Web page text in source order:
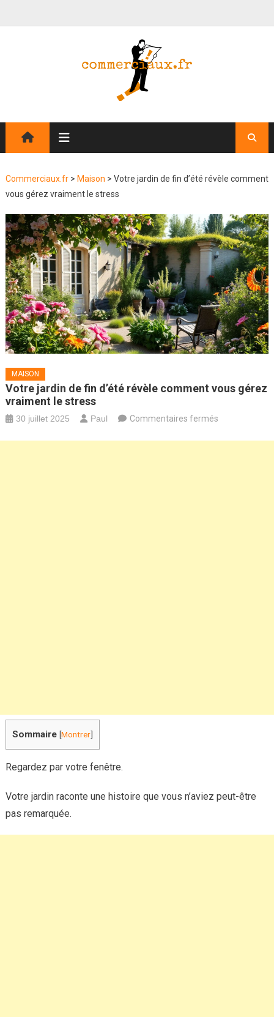
Commerciaux.fr> Maison > Votre jardin de fin d’été révèle comment
vous gérez vraiment le stress
MAISON
Votre jardin de fin d’été révèle comment vous gérez
vraiment le stress
30 juillet 2025 Paul Commentaires ferméssur
Sommaire [Montrer]
Regardez par votre fenêtre.
Votre jardin raconte une histoire que vous n’aviez peut-être
pas remarquée.